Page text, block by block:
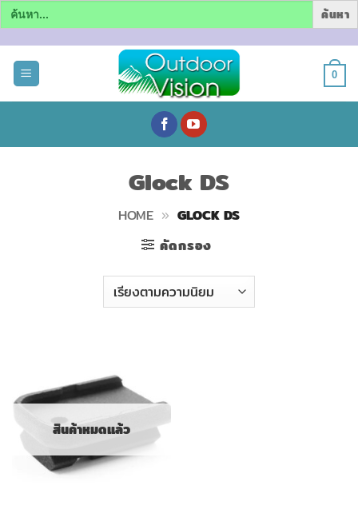
Search
for:
0
Glock DS
HOME » GLOCK DS
คัดกรอง
สินค้าหมดแล้ว